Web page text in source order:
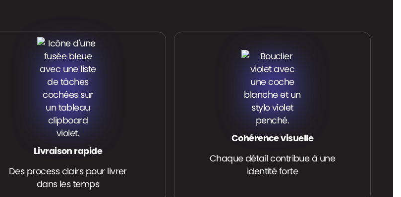
Livraison rapide
Des process clairs pour livrer
dans les temps
Cohérence visuelle
Chaque détail contribue à une
identité forte